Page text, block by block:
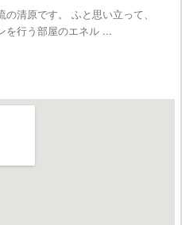
の清原です。 ふと思い立って、
を行う部屋のエネル ...